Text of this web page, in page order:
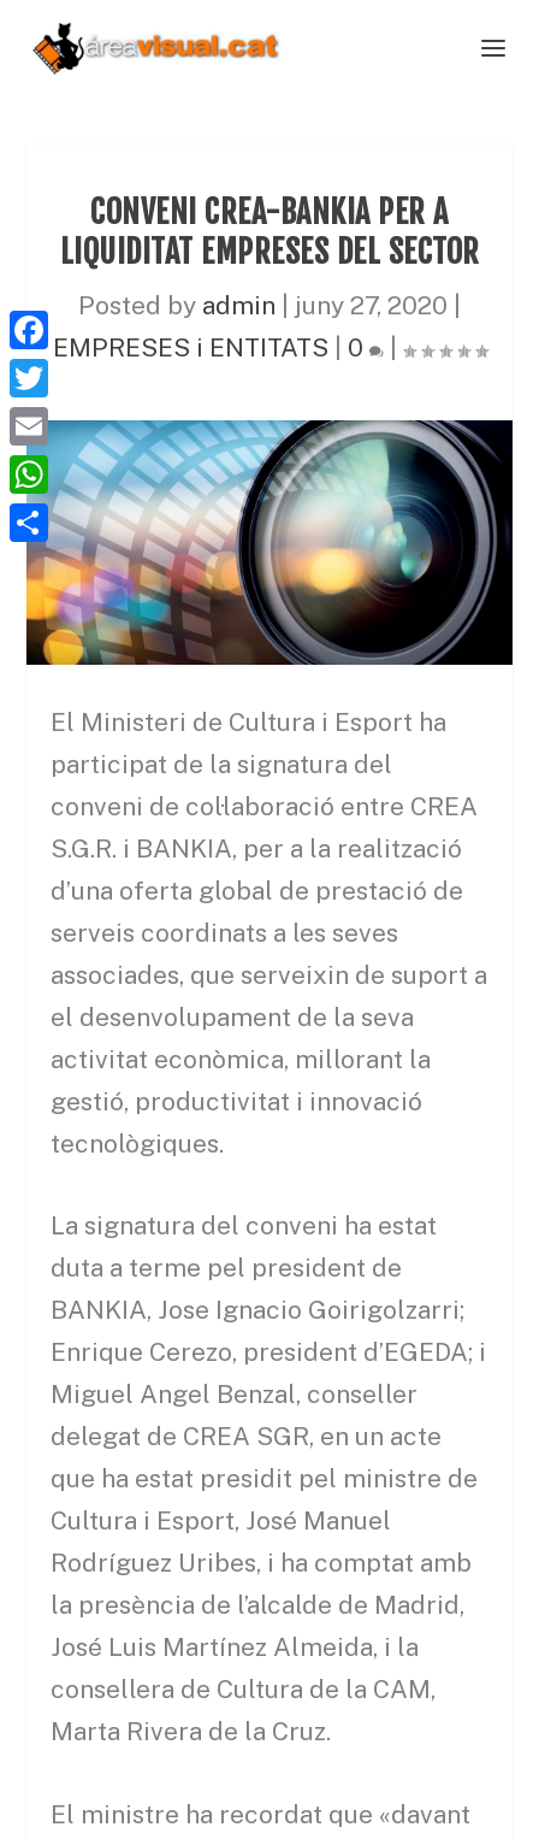
CONVENI CREA-BANKIA PER A
LIQUIDITAT EMPRESES DEL SECTOR
Posted by admin juny 27, 2020
EMPRESES i ENTITATS
0 |
El Ministeri de Cultura i Esport ha
participat de la signatura del
conveni de col·laboració entre CREA
S.G.R. i BANKIA, per a la realització
d’una oferta global de prestació de
serveis coordinats a les seves
associades, que serveixin de suport a
el desenvolupament de la seva
activitat econòmica, millorant la
gestió, productivitat i innovació
tecnològiques.
La signatura del conveni ha estat
duta a terme pel president de
BANKIA, Jose Ignacio Goirigolzarri;
Enrique Cerezo, president d’EGEDA; i
Miguel Angel Benzal, conseller
delegat de CREA SGR, en un acte
que ha estat presidit pel ministre de
Cultura i Esport, José Manuel
Rodríguez Uribes, i ha comptat amb
la presència de l’alcalde de Madrid,
José Luis Martínez Almeida, i la
consellera de Cultura de la CAM,
Marta Rivera de la Cruz.
El ministre ha recordat que «davant
F
a
c
e
b
T
w
i
t
E
m
a
W
h
m